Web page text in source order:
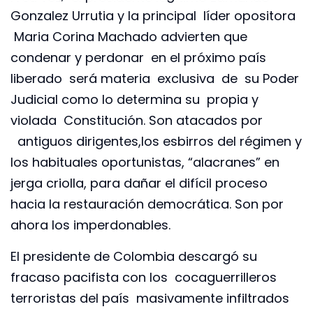
Gonzalez Urrutia y la principal líder opositora
Maria Corina Machado advierten que
condenar y perdonar en el próximo país
liberado será materia exclusiva de su Poder
Judicial como lo determina su propia y
violada Constitución. Son atacados por
antiguos dirigentes,los esbirros del régimen y
los habituales oportunistas, “alacranes” en
jerga criolla, para dañar el difícil proceso
hacia la restauración democrática. Son por
ahora los imperdonables.
El presidente de Colombia descargó su
fracaso pacifista con los cocaguerrilleros
terroristas del país masivamente infiltrados